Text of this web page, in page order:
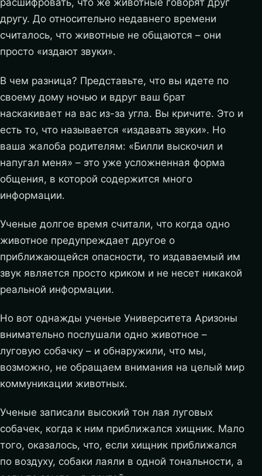
расшифровать, что же животные говорят друг
другу. До относительно недавнего времени
считалось, что животные не общаются – они
просто «издают звуки».
В чем разница? Представьте, что вы идете по
своему дому ночью и вдруг ваш брат
наскакивает на вас из-за угла. Вы кричите. Это и
есть то, что называется «издавать звуки». Но
ваша жалоба родителям: «Билли выскочил и
напугал меня» – это уже усложненная форма
общения, в которой содержится много
информации.
Ученые долгое время считали, что когда одно
животное предупреждает другое о
приближающейся опасности, то издаваемый им
звук является просто криком и не несет никакой
реальной информации.
Но вот однажды ученые Университета Аризоны
внимательно послушали одно животное –
луговую собачку – и обнаружили, что мы,
возможно, не обращаем внимания на целый мир
коммуникации животных.
Ученые записали высокий тон лая луговых
собачек, когда к ним приближался хищник. Мало
того, оказалось, что, если хищник приближался
по воздуху, собаки лаяли в одной тональности, а